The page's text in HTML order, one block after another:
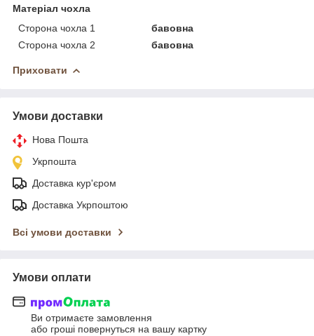
Матеріал чохла
Сторона чохла 1
бавовна
Сторона чохла 2
бавовна
Приховати
Умови доставки
Нова Пошта
Укрпошта
Доставка кур'єром
Доставка Укрпоштою
Всі умови доставки
Умови оплати
Ви отримаєте замовлення
або гроші повернуться на вашу картку